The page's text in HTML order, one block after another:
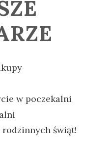
w poczekalni
rodzinnych świąt!